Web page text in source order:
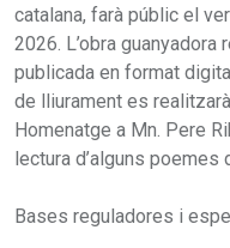
catalana, farà públic el
2026. L’obra
publicada en format
de lliurament es
Homenatge a Mn. Pere
lectura d’alguns poemes
Bases reguladores i